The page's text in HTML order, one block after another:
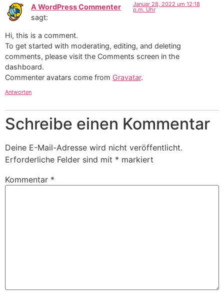
A WordPress Commenter
sagt:
Januar 28, 2022 um 12:18
p.m. Uhr
Hi, this is a comment.
To get started with moderating, editing, and deleting
comments, please visit the Comments screen in the
dashboard.
Commenter avatars come from Gravatar.
Antworten
Schreibe einen Kommentar
Deine E-Mail-Adresse wird nicht veröffentlicht.
Erforderliche Felder sind mit * markiert
Kommentar *